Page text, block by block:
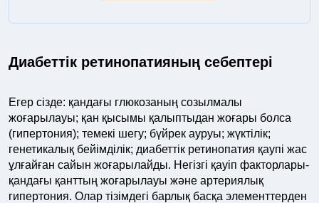
Диабеттік ретинопатияның себептері
Егер сізде: қандағы глюкозаның созылмалы
жоғарылауы; қан қысымы қалыптыдан жоғары болса
(гипертония); темекі шегу; бүйрек ауруы; жүктілік;
генетикалық бейімділік; диабеттік ретинопатия қаупі жас
ұлғайған сайын жоғарылайды. Негізгі қауіп факторлары-
қандағы қанттың жоғарылауы және артериялық
гипертония. Олар тізімдегі барлық басқа элементтерден